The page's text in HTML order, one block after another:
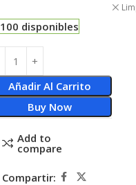
100 disponibles
Añadir Al Carrito
Buy Now
Add to
compare
Compartir: